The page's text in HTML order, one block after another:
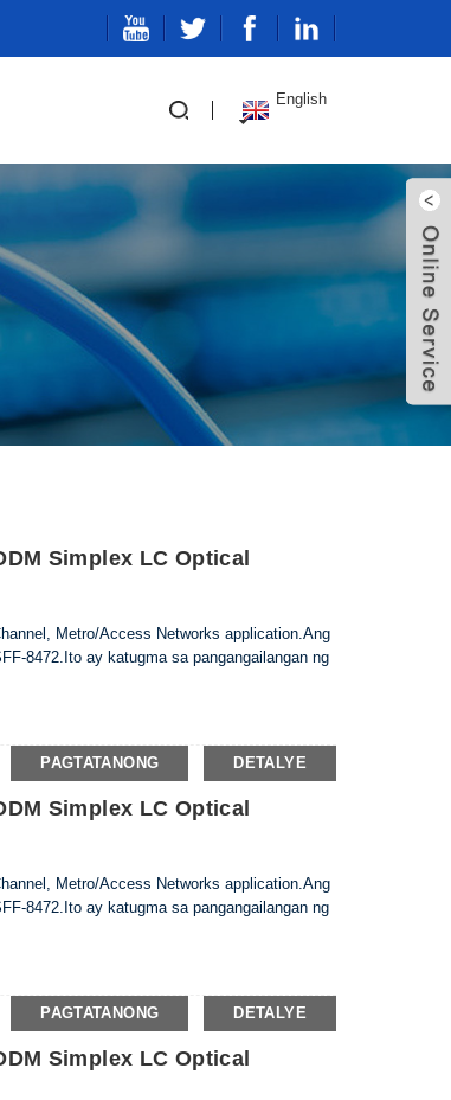
English
Simplex LC Optical
Metro/Access Networks application.Ang
8472.Ito ay katugma sa pangangailangan ng
PAGTATANONG DETALYE
Simplex LC Optical
Metro/Access Networks application.Ang
8472.Ito ay katugma sa pangangailangan ng
PAGTATANONG DETALYE
Simplex LC Optical